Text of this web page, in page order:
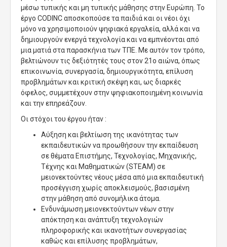
μέσω τυπικής και μη τυπικής μάθησης στην Ευρώπη. Το
έργο CODINC αποσκοπούσε τα παιδιά και οι νέοι όχι
μόνο να χρησιμοποιούν ψηφιακά εργαλεία, αλλά και να
δημιουργούν ενεργά τεχνολογία και να εμπνέονται από
μια ματιά στα παρασκήνια των ΤΠΕ. Με αυτόν τον τρόπο,
βελτιώνουν τις δεξιότητές τους στον 21ο αιώνα, όπως
επικοινωνία, συνεργασία, δημιουργικότητα, επίλυση
προβλημάτων και κριτική σκέψη και, ως διαρκές
όφελος, συμμετέχουν στην ψηφιακοποιημένη κοινωνία
και την επηρεάζουν.
Οι στόχοι του έργου ήταν :
Αύξηση και βελτίωση της ικανότητας των
εκπαιδευτικών να προωθήσουν την εκπαίδευση
σε θέματα Επιστήμης, Τεχνολογίας, Μηχανικής,
Τέχνης και Μαθηματικών (STEAM) σε
μειονεκτούντες νέους μέσα από μια εκπαιδευτική
προσέγγιση χωρίς αποκλεισμούς, βασισμένη
στην μάθηση από συνομήλικα άτομα.
Ενδυνάμωση μειονεκτούντων νέων στην
απόκτηση και ανάπτυξη τεχνολογιών
πληροφορικής και ικανοτήτων συνεργασίας
καθώς και επίλυσης προβλημάτων,